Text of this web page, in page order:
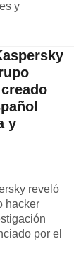
y
y
reveló
hacker
por el